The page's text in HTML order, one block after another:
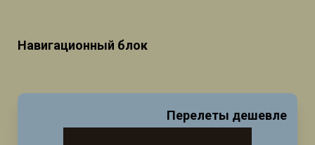
Навигационный блок
Перелеты дешевле